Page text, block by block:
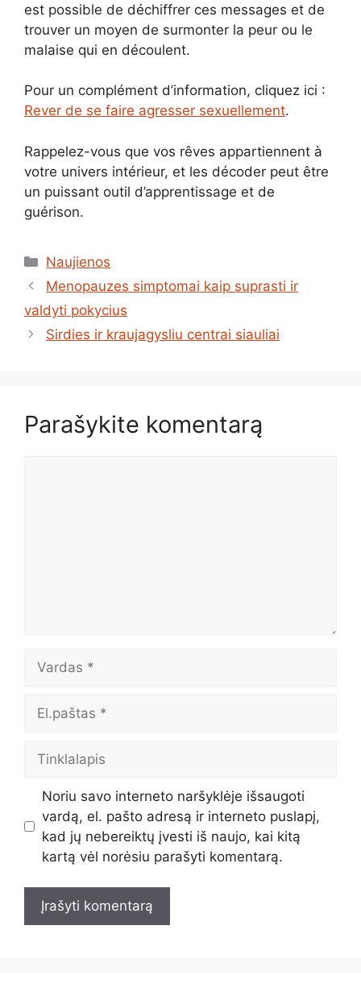
est possible de déchiffrer ces messages et de
trouver un moyen de surmonter la peur ou le
malaise qui en découlent.
Pour un complément d’information, cliquez ici :
Rever de se faire agresser sexuellement.
Rappelez-vous que vos rêves appartiennent à
votre univers intérieur, et les décoder peut être
un puissant outil d’apprentissage et de
guérison.
Kategorijos
Naujienos
Menopauzes simptomai kaip suprasti ir
valdyti pokycius
Sirdies ir kraujagysliu centrai siauliai
Parašykite komentarą
Noriu savo interneto naršyklėje išsaugoti
vardą, el. pašto adresą ir interneto puslapį,
kad jų nebereiktų įvesti iš naujo, kai kitą
kartą vėl norėsiu parašyti komentarą.